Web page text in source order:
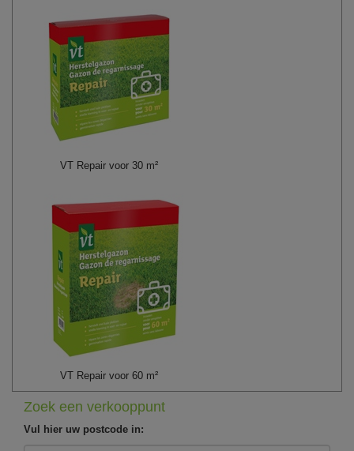
VT Repair voor 30 m²
VT Repair voor 60 m²
Zoek een verkooppunt
Vul hier uw postcode in: